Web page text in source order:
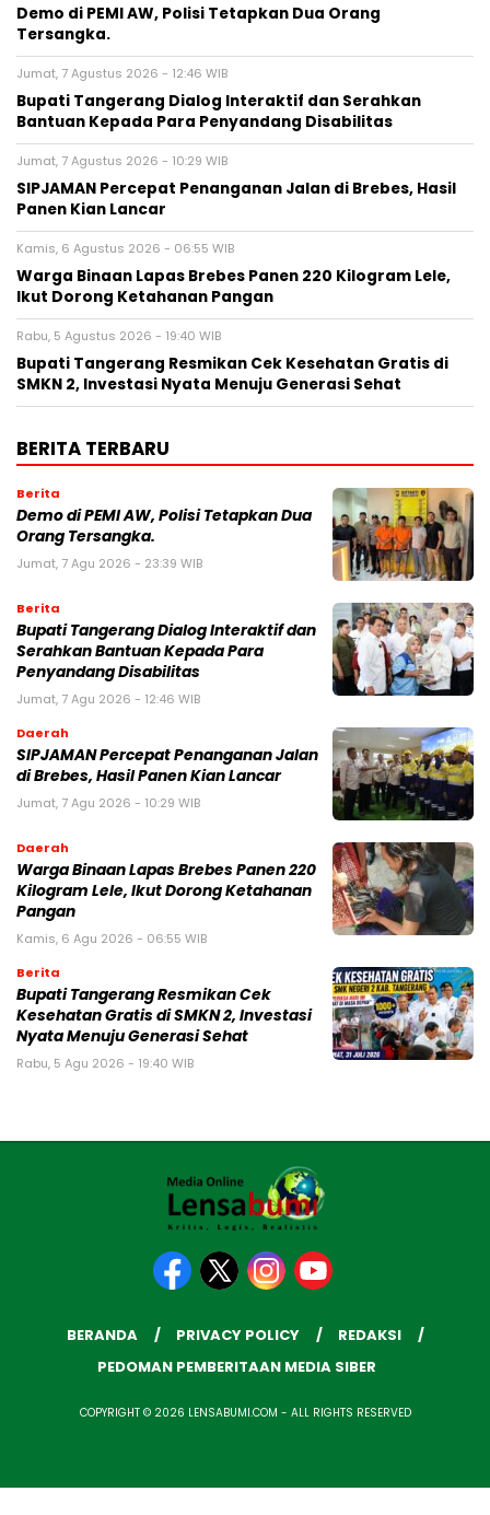
Demo di PEMI AW, Polisi Tetapkan Dua Orang
Tersangka.
Jumat, 7 Agustus 2026 - 12:46 WIB
Bupati Tangerang Dialog Interaktif dan Serahkan
Bantuan Kepada Para Penyandang Disabilitas
Jumat, 7 Agustus 2026 - 10:29 WIB
SIPJAMAN Percepat Penanganan Jalan di Brebes, Hasil
Panen Kian Lancar
Kamis, 6 Agustus 2026 - 06:55 WIB
Warga Binaan Lapas Brebes Panen 220 Kilogram Lele,
Ikut Dorong Ketahanan Pangan
Rabu, 5 Agustus 2026 - 19:40 WIB
‎Bupati Tangerang Resmikan Cek Kesehatan Gratis di
SMKN 2, Investasi Nyata Menuju Generasi Sehat
BERITA TERBARU
Berita
Demo di PEMI AW, Polisi Tetapkan Dua
Orang Tersangka.
Jumat, 7 Agu 2026 - 23:39 WIB
Berita
Bupati Tangerang Dialog Interaktif dan
Serahkan Bantuan Kepada Para
Penyandang Disabilitas
Jumat, 7 Agu 2026 - 12:46 WIB
Daerah
SIPJAMAN Percepat Penanganan Jalan
di Brebes, Hasil Panen Kian Lancar
Jumat, 7 Agu 2026 - 10:29 WIB
Daerah
Warga Binaan Lapas Brebes Panen 220
Kilogram Lele, Ikut Dorong Ketahanan
Pangan
Kamis, 6 Agu 2026 - 06:55 WIB
Berita
‎Bupati Tangerang Resmikan Cek
Kesehatan Gratis di SMKN 2, Investasi
Nyata Menuju Generasi Sehat
Rabu, 5 Agu 2026 - 19:40 WIB
BERANDA PRIVACY POLICY
REDAKSI
PEDOMAN PEMBERITAAN MEDIA SIBER
COPYRIGHT © 2026 LENSABUMI.COM - ALL RIGHTS RESERVED